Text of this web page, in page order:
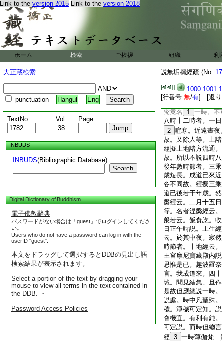
Link to the version 2015 Link to the version 2018
ホーム 検索 ご挨拶 組織 利
大正蔵検索
punctuation Hangul Eng
TextNo. Vol. Page
INBUDS
INBUDS(Bibliographic Database)
Search
Digital Dictionary of Buddhism
電子佛教辭典
パスワードがない場合は「guest」でログインしてくださ
い。
Users who do not have a password can log in with the
userID "guest".
本文をドラッグして選択するとDDBの見出し語
検索結果が表示されます。
Select a portion of the text by dragging your
mouse to view all terms in the text contained in
the DDB. ・
Password Access Policies
説無垢稱經疏 (No.
1000 1001
[行番号:無/有] [返り
處所攝。此言一時
定約相續。三不定
等。四不定約成道
但是聽者根熟。感
時長。聽者亦久。
那。亦不定約相續
一字義。一切皆了
字時。一切能
者根機有利有鈍。
6
長。或促多劫
究竟名
1 一時。不
八時十二時者。一
2 喧寒。近遠晝
故。又除人等。上
經擬上地諸方流通
故。所以不説四時
後年數時節者。三
歳短長。成道已來
各不同故。經擬三
道已後若干年歳。
槃經云。二月十五
等。名者涅槃經云
般若云。飯食訖。
日正午時説。上生
云。於其中夜。寂
時節者。十地經云
王宮摩尼寶藏殿内
思惟是已。趣波羅
言。我成道來。四
城。聞見結集。且
是故但應總説一時
説處。時中凡聖殊
穢。淨穢可定知。
會機宜。有利有鈍
可定説。而時但總言
經 3 一時薄伽梵